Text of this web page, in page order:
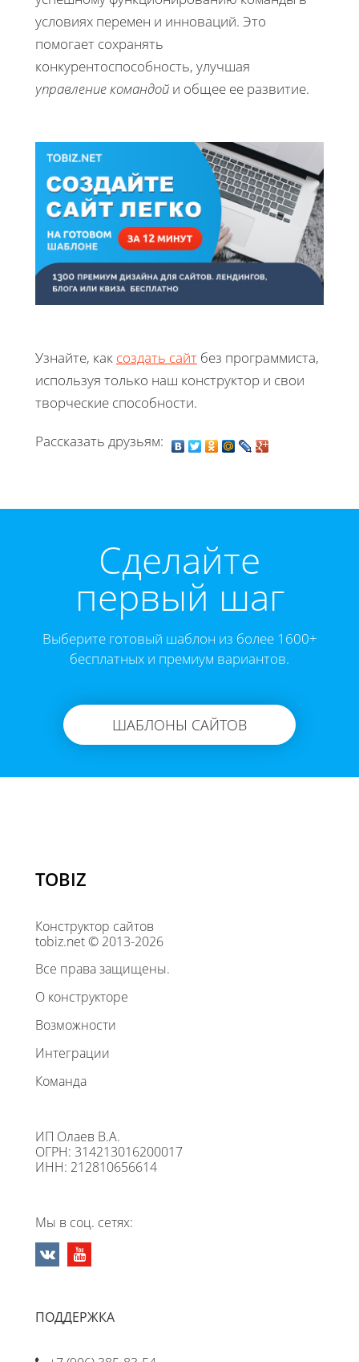
условиях перемен и инноваций. Это
помогает сохранять
конкурентоспособность, улучшая
управление командой и общее ее развитие.
Узнайте, как создать сайт без программиста,
используя только наш конструктор и свои
творческие способности.
Рассказать друзьям:
Cделайте
первый шаг
Выберите готовый шаблон из более 1600+
бесплатных и премиум вариантов.
ШАБЛОНЫ САЙТОВ
TOBIZ
Конструктор сайтов
tobiz.net © 2013-2026
Все права защищены.
О конструкторе
Возможности
Интеграции
Команда
ИП Олаев В.А.
ОГРН: 314213016200017
ИНН: 212810656614
Мы в соц. сетях:
ПОДДЕРЖКА